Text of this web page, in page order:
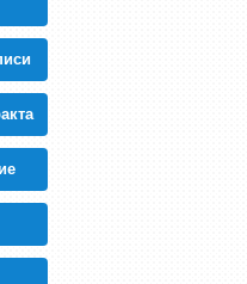
- 71
и реклама
- 50
- 60